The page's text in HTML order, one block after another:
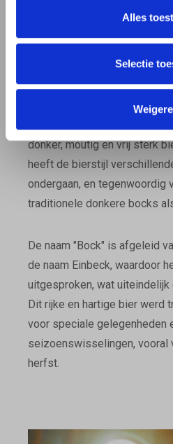
Alles
Selectie
GESCHIEDENIS
OORSPRONG
Bockbier vindt zijn oorsprong
donker, moutig en vrij sterk
heeft de bierstijl
ondergaan, en tegenwoordig
traditionele donkere bocks
De naam "Bock" is afgeleid
de naam Einbeck, waardoor
uitgesproken, wat uiteindelijk
Dit rijke en hartige bier werd
voor speciale gelegenheden
seizoenswisselingen, vooral
herfst.